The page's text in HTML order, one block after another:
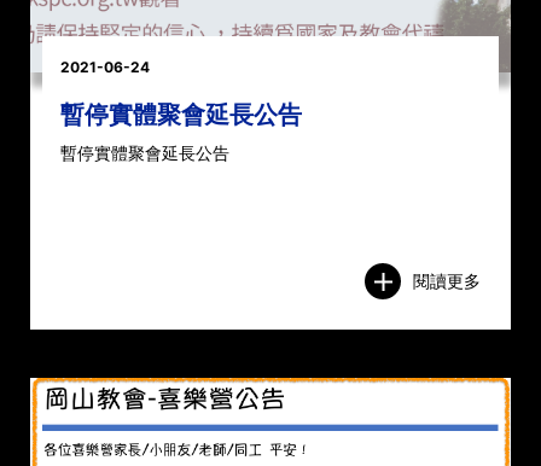
2021-06-24
暫停實體聚會延長公告
暫停實體聚會延長公告
閱讀更多